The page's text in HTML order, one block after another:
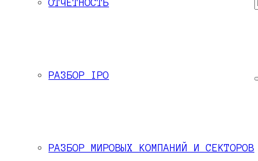
ОТЧЕТНОСТЬ
РАЗБОР IPO
РАЗБОР МИРОВЫХ КОМПАНИЙ И СЕКТОРОВ